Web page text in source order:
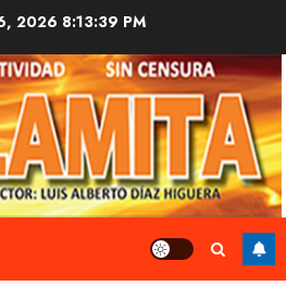
2026 8:13:40 PM